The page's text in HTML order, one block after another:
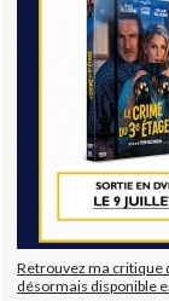
Retrouvez ma critique
désormais disponible